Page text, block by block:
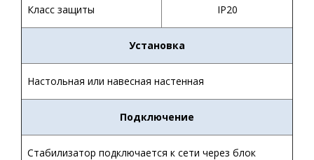
Класс защиты IP20
Установка
Настольная или навесная настенная
Подключение
Стабилизатор подключается к сети через блок